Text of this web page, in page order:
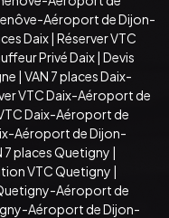
Aéroport de Dijon-
Daix| Réserver VTC
Privé Daix| Devis
| VAN 7 places Daix-
VTC Daix-Aéroport de
Daix-Aéroport de
Aéroport de Dijon-
7 places Quetigny |
VTC Quetigny |
Aéroport de
Aéroport de Dijon-